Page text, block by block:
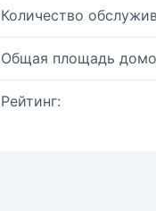
Количество
Общая площадь
Рейтинг: